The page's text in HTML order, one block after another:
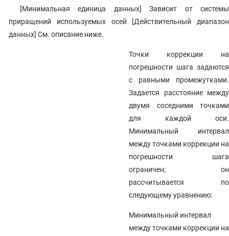
[Минимальная единица данных] Зависит от системы
приращений используемых осей [Действительный диапазон
данных] См. описание ниже.
Точки коррекции на
погрешности шага задаются
с равными промежутками.
Задается расстояние между
двумя соседними точками
для каждой оси.
Минимальный интервал
между точками коррекции на
погрешности шага
ограничен; он
рассчитывается по
следующему уравнению:
Минимальный интервал
между точками коррекции на